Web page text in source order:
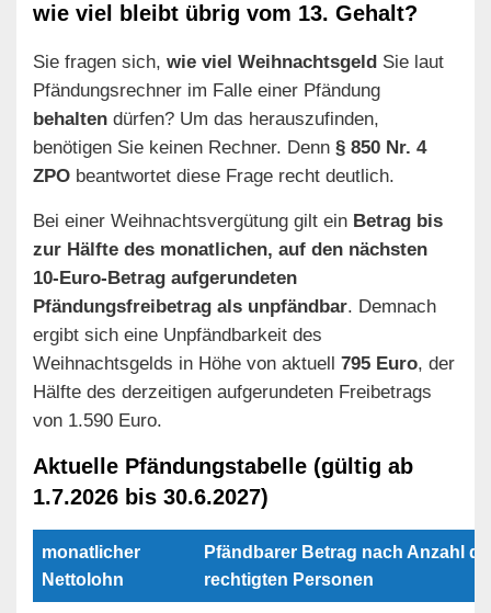
wie viel bleibt übrig vom 13. Gehalt?
Sie fragen sich, wie viel Weihnachtsgeld Sie laut
Pfändungsrechner im Falle einer Pfändung
behalten dürfen? Um das herauszufinden,
benötigen Sie keinen Rechner. Denn § 850 Nr. 4
ZPO beantwortet diese Frage recht deutlich.
Bei einer Weihnachtsvergütung gilt ein Betrag bis
zur Hälfte des monatlichen, auf den nächsten
10-Euro-Betrag aufgerundeten
Pfändungsfreibetrag als unpfändbar. Demnach
ergibt sich eine Unpfändbarkeit des
Weihnachtsgelds in Höhe von aktuell 795 Euro, der
Hälfte des derzeitigen aufgerundeten Freibetrags
von 1.590 Euro.
Aktuelle Pfändungstabelle (gültig ab
1.7.2026 bis 30.6.2027)
monatlicher
Nettolohn
Pfänd­barer Be­trag nach An­zahl
rech­tig­ten Per­so­nen